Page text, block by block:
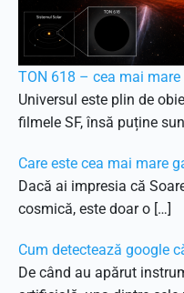
TON 618 – cea mai
Universul este plin de
filmele SF, însă puține
Care este cea mai mare
Dacă ai impresia că
cosmică, este doar o […]
Cum detectează google
De când au apărut